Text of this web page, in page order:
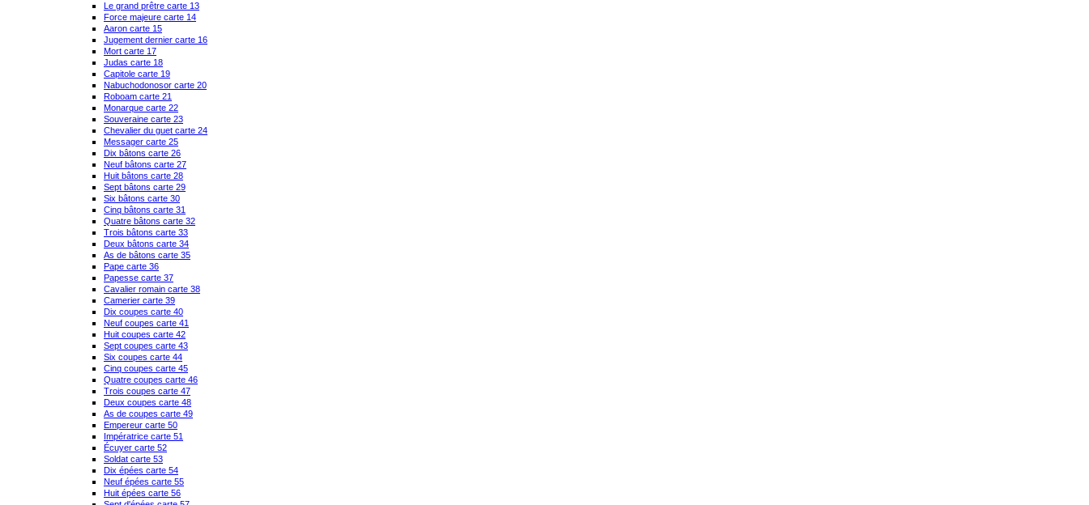
Le grand prêtre carte 13
Force majeure carte 14
Aaron carte 15
Jugement dernier carte 16
Mort carte 17
Judas carte 18
Capitole carte 19
Nabuchodonosor carte 20
Roboam carte 21
Monarque carte 22
Souveraine carte 23
Chevalier du guet carte 24
Messager carte 25
Dix bâtons carte 26
Neuf bâtons carte 27
Huit bâtons carte 28
Sept bâtons carte 29
Six bâtons carte 30
Cinq bâtons carte 31
Quatre bâtons carte 32
Trois bâtons carte 33
Deux bâtons carte 34
As de bâtons carte 35
Pape carte 36
Papesse carte 37
Cavalier romain carte 38
Camerier carte 39
Dix coupes carte 40
Neuf coupes carte 41
Huit coupes carte 42
Sept coupes carte 43
Six coupes carte 44
Cinq coupes carte 45
Quatre coupes carte 46
Trois coupes carte 47
Deux coupes carte 48
As de coupes carte 49
Empereur carte 50
Impératrice carte 51
Écuyer carte 52
Soldat carte 53
Dix épées carte 54
Neuf épées carte 55
Huit épées carte 56